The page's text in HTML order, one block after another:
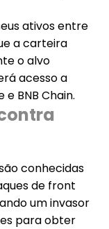
ativos entre
a carteira
o alvo
acesso a
BNB Chain.
conhecidas
de front
um invasor
para obter